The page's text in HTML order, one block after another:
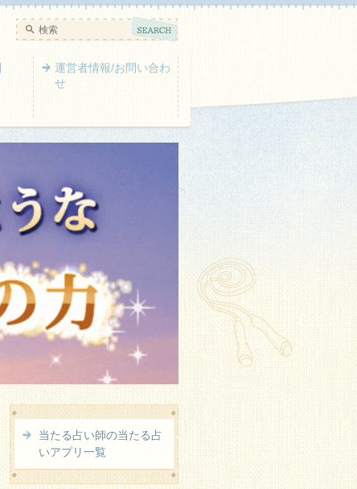
運営者情報/お問い合わ
せ
当たる占い師の当たる占
いアプリ一覧